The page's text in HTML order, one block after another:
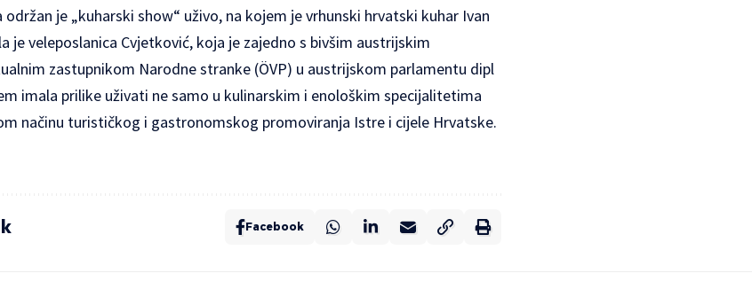
je „kuharski show“ uživo, na kojem je vrhunski hrvatski kuhar Ivan
je veleposlanica Cvjetković, koja je zajedno s bivšim austrijskim
zastupnikom Narodne stranke (ÖVP) u austrijskom parlamentu dipl
imala prilike uživati ne samo u kulinarskim i enološkim specijalitetima
načinu turističkog i gastronomskog promoviranja Istre i cijele Hrvatske.
Facebook